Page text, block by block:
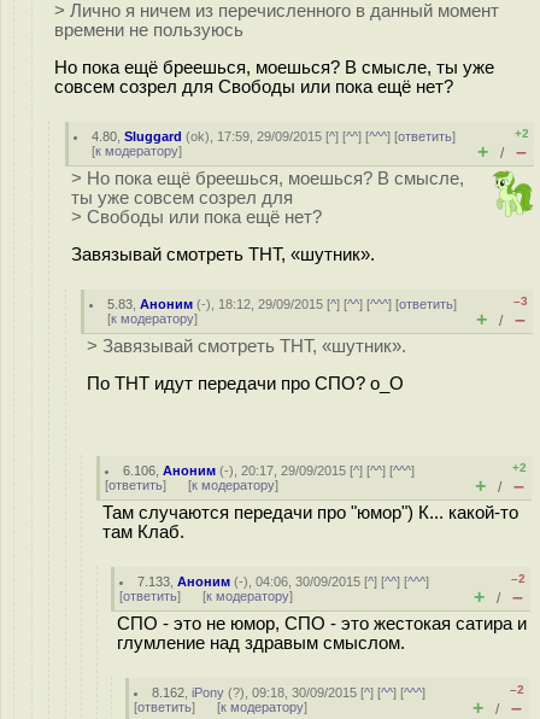
> Лично я ничем из перечисленного в данный момент
времени не пользуюсь
Но пока ещё бреешься, моешься? В смысле, ты уже
совсем созрел для Свободы или пока ещё нет?
4.80 ,Sluggard (ok), 17:59, 29/09/2015 [^] [^^] [^^^] [ответить]
[к модератору]
+2
+ / –
> Но пока ещё бреешься, моешься? В смысле,
ты уже совсем созрел для
> Свободы или пока ещё нет?
Завязывай смотреть ТНТ, «шутник».
5.83 ,Аноним (-), 18:12, 29/09/2015 [^] [^^] [^^^] [ответить]
[к модератору]
–3
+ / –
> Завязывай смотреть ТНТ, «шутник».
По ТНТ идут передачи про СПО? о_О
6.106 ,Аноним (-), 20:17, 29/09/2015 [^] [^^] [^^^]
[ответить] [к модератору]
+2
+ / –
Там случаются передачи про "юмор") К... какой-то
там Клаб.
7.133 ,Аноним (-), 04:06, 30/09/2015 [^] [^^] [^^^]
[ответить] [к модератору]
–2
+ / –
СПО - это не юмор, СПО - это жестокая сатира и
глумление над здравым смыслом.
8.162 ,iPony (?), 09:18, 30/09/2015 [^] [^^] [^^^]
[ответить] [к модератору]
–2
+ / –